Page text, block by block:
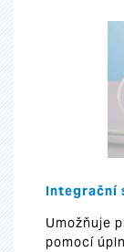
Integrační
Umožňuje
pomocí